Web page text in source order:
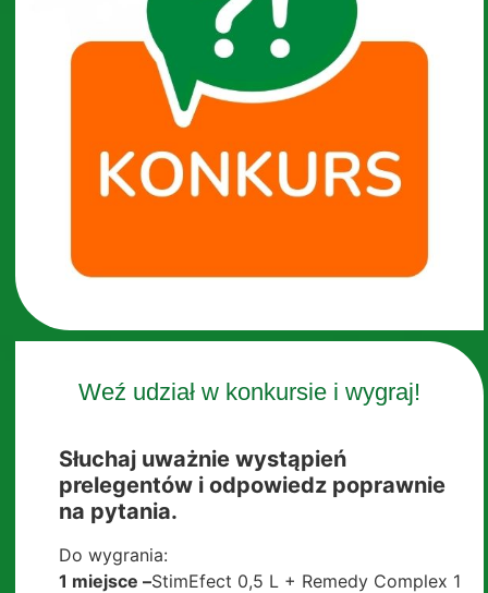
Weź udział w konkursie i wygraj!
Słuchaj uważnie wystąpień
prelegentów i odpowiedz poprawnie
na pytania.
Do wygrania:
1 miejsce –StimEfect 0,5 L + Remedy Complex 1